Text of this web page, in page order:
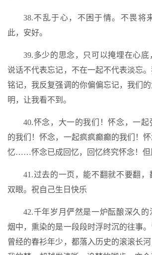
38.不乱于心，不困于情。不畏将
此，安好。
39.多少的思念，只可以掩埋在心
说话不代表忘记，不在一起不代表淡忘
铭记，我反复强调的你偏偏忘记，我们
明，让我看不到。
40.怀念，大一的我们！怀念，一
的我们！怀念，一起疯疯癫癫的我们！
忆……怀念已成回忆，回忆终究怀念！但
41.过去的一页，能不翻就不要翻，
双眼。祝自己生日快乐
42.千年岁月俨然是一炉酝酿深久
烟中，熏染的是一段段时浮时沉的往事。
曾经的春衫年少，都落入历史的滚滚长